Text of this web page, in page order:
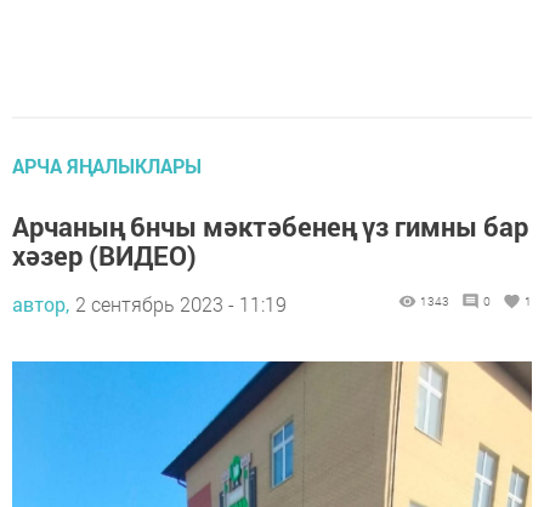
АРЧА ЯҢАЛЫКЛАРЫ
Арчаның 6нчы мәктәбенең үз гимны бар
хәзер (ВИДЕО)
автор, 2 сентябрь 2023 - 11:19 1343 0 1